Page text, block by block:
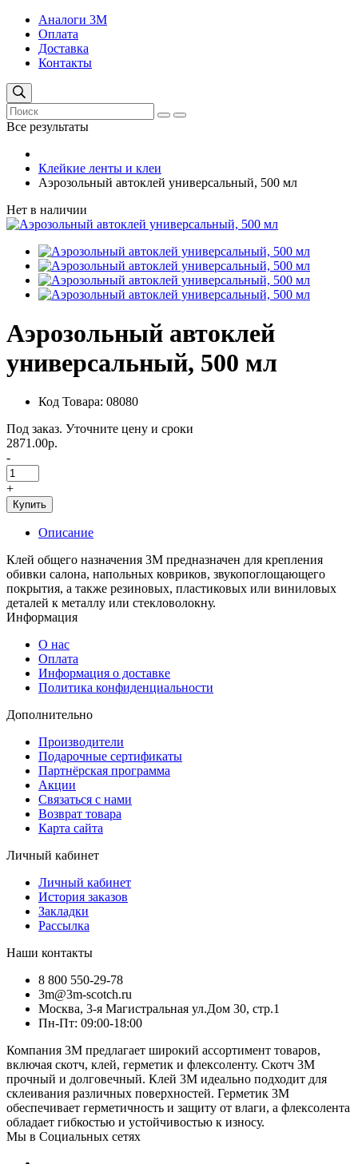
Аналоги 3М
Оплата
Доставка
Контакты
Все результаты
Клейкие ленты и клеи
Аэрозольный автоклей универсальный, 500 мл
Нет в наличии
Аэрозольный автоклей
универсальный, 500 мл
Код Товара: 08080
Под заказ. Уточните цену и сроки
2871.00р.
-
+
Купить
Описание
Клей общего назначения 3M предназначен для крепления
обивки салона, напольных ковриков, звукопоглощающего
покрытия, а также резиновых, пластиковых или виниловых
деталей к металлу или стекловолокну.
Информация
О нас
Оплата
Информация о доставке
Политика конфиденциальности
Дополнительно
Производители
Подарочные сертификаты
Партнёрская программа
Акции
Связаться с нами
Возврат товара
Карта сайта
Личный кабинет
Личный кабинет
История заказов
Закладки
Рассылка
Наши контакты
8 800 550-29-78
3m@3m-scotch.ru
Москва, 3-я Магистральная ул.Дом 30, стр.1
Пн-Пт: 09:00-18:00
Компания 3M предлагает широкий ассортимент товаров,
включая скотч, клей, герметик и флексоленту. Скотч 3M
прочный и долговечный. Клей 3M идеально подходит для
склеивания различных поверхностей. Герметик 3M
обеспечивает герметичность и защиту от влаги, а флексолента
обладает гибкостью и устойчивостью к износу.
Мы в Социальных сетях